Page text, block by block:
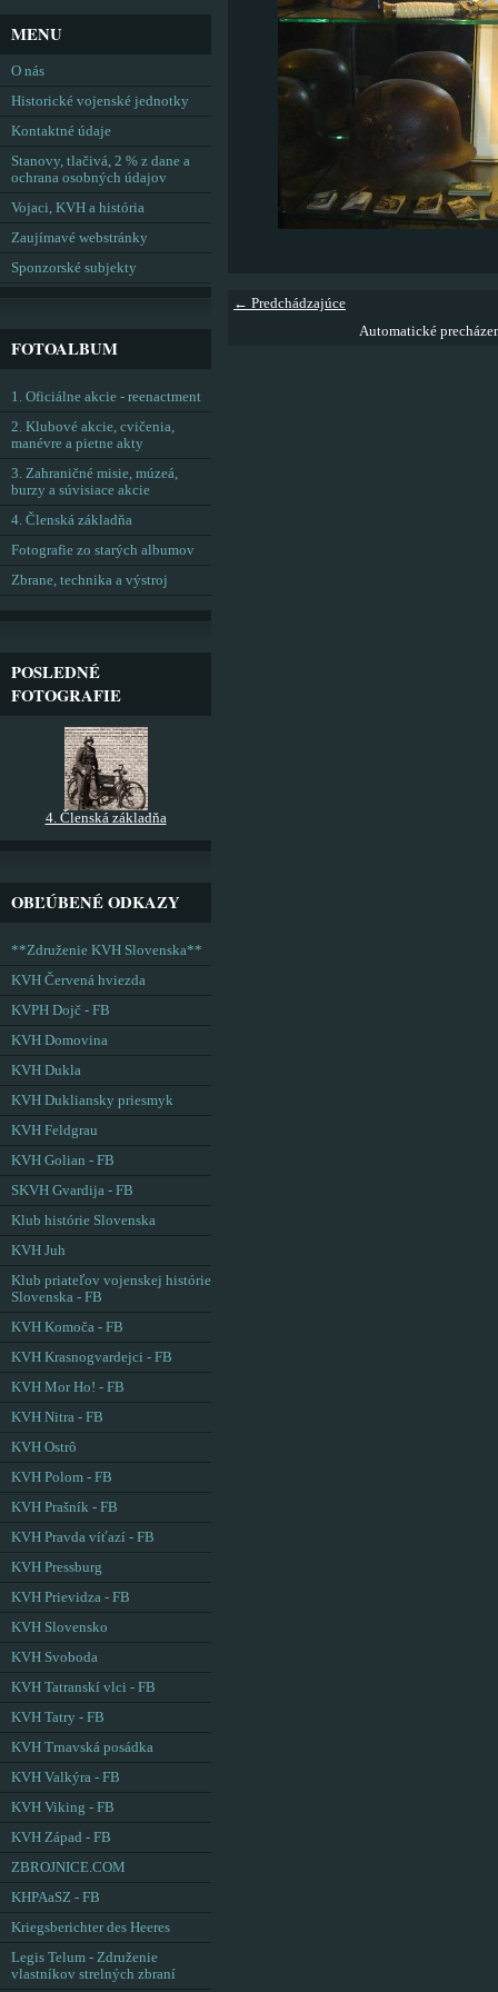
← Predchádzajúce
Automatické
MENU
O nás
Historické vojenské jednotky
Kontaktné údaje
Stanovy, tlačivá, 2 % z dane a
ochrana osobných údajov
Vojaci, KVH a história
Zaujímavé webstránky
Sponzorské subjekty
FOTOALBUM
1. Oficiálne akcie - reenactment
2. Klubové akcie, cvičenia,
manévre a pietne akty
3. Zahraničné misie, múzeá,
burzy a súvisiace akcie
4. Členská základňa
Fotografie zo starých albumov
Zbrane, technika a výstroj
POSLEDNÉ
FOTOGRAFIE
4. Členská základňa
OBĽÚBENÉ ODKAZY
**Združenie KVH Slovenska**
KVH Červená hviezda
KVPH Dojč - FB
KVH Domovina
KVH Dukla
KVH Dukliansky priesmyk
KVH Feldgrau
KVH Golian - FB
SKVH Gvardija - FB
Klub histórie Slovenska
KVH Juh
Klub priateľov vojenskej histórie
Slovenska - FB
KVH Komoča - FB
KVH Krasnogvardejci - FB
KVH Mor Ho! - FB
KVH Nitra - FB
KVH Ostrô
KVH Polom - FB
KVH Prašník - FB
KVH Pravda víťazí - FB
KVH Pressburg
KVH Prievidza - FB
KVH Slovensko
KVH Svoboda
KVH Tatranskí vlci - FB
KVH Tatry - FB
KVH Trnavská posádka
KVH Valkýra - FB
KVH Viking - FB
KVH Západ - FB
ZBROJNICE.COM
KHPAaSZ - FB
Kriegsberichter des Heeres
Legis Telum - Združenie
vlastníkov strelných zbraní